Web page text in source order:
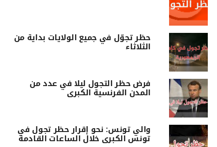
حظر تجوّل في جميع الولايات بداية من
الثلاثاء
فرض حظر التجول ليلا في عدد من
المدن الفرنسية الكبرى
والي تونس: نحو إقرار حظر تجول في
تونس الكبرى خلال الساعات القادمة